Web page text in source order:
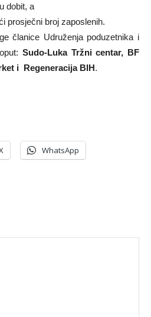
dobit, a
prosječni broj zaposlenih.
članice Udruženja poduzetnika i
Sudo-Luka Tržni centar, BF
i Regeneracija BIH.
WhatsApp